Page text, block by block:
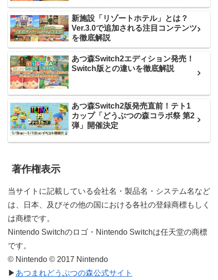
新施設「リゾートホテル」とは？
Ver.3.0で追加される注目コンテンツ
を徹底解説
あつ森Switch2エディション発売！
Switch版との違いを徹底解説
あつ森Switch2版発売直前！テト1
カップ「どうぶつの森コラボ祭 第2
弾」開催決定
著作権表示
当サイトに記載している会社名・製品名・システム名など
は、日本、及びその他の国における各社の登録商標もしく
は商標です。
Nintendo Switchのロゴ・Nintendo Switchは任天堂の商標
です。
© Nintendo © 2017 Nintendo
▶ あつまれどうぶつの森公式サイト